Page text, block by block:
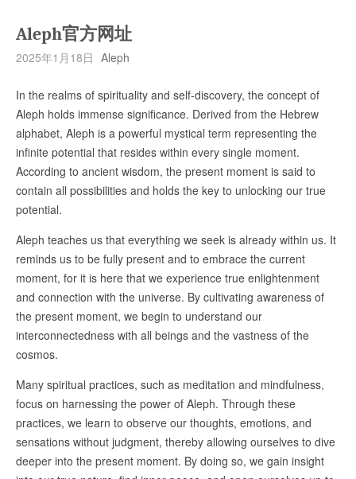
Aleph官方网址
2025年1月18日 Aleph
In the realms of spirituality and self-discovery, the concept of
Aleph holds immense significance. Derived from the Hebrew
alphabet, Aleph is a powerful mystical term representing the
infinite potential that resides within every single moment.
According to ancient wisdom, the present moment is said to
contain all possibilities and holds the key to unlocking our true
potential.
Aleph teaches us that everything we seek is already within us. It
reminds us to be fully present and to embrace the current
moment, for it is here that we experience true enlightenment
and connection with the universe. By cultivating awareness of
the present moment, we begin to understand our
interconnectedness with all beings and the vastness of the
cosmos.
Many spiritual practices, such as meditation and mindfulness,
focus on harnessing the power of Aleph. Through these
practices, we learn to observe our thoughts, emotions, and
sensations without judgment, thereby allowing ourselves to dive
deeper into the present moment. By doing so, we gain insight